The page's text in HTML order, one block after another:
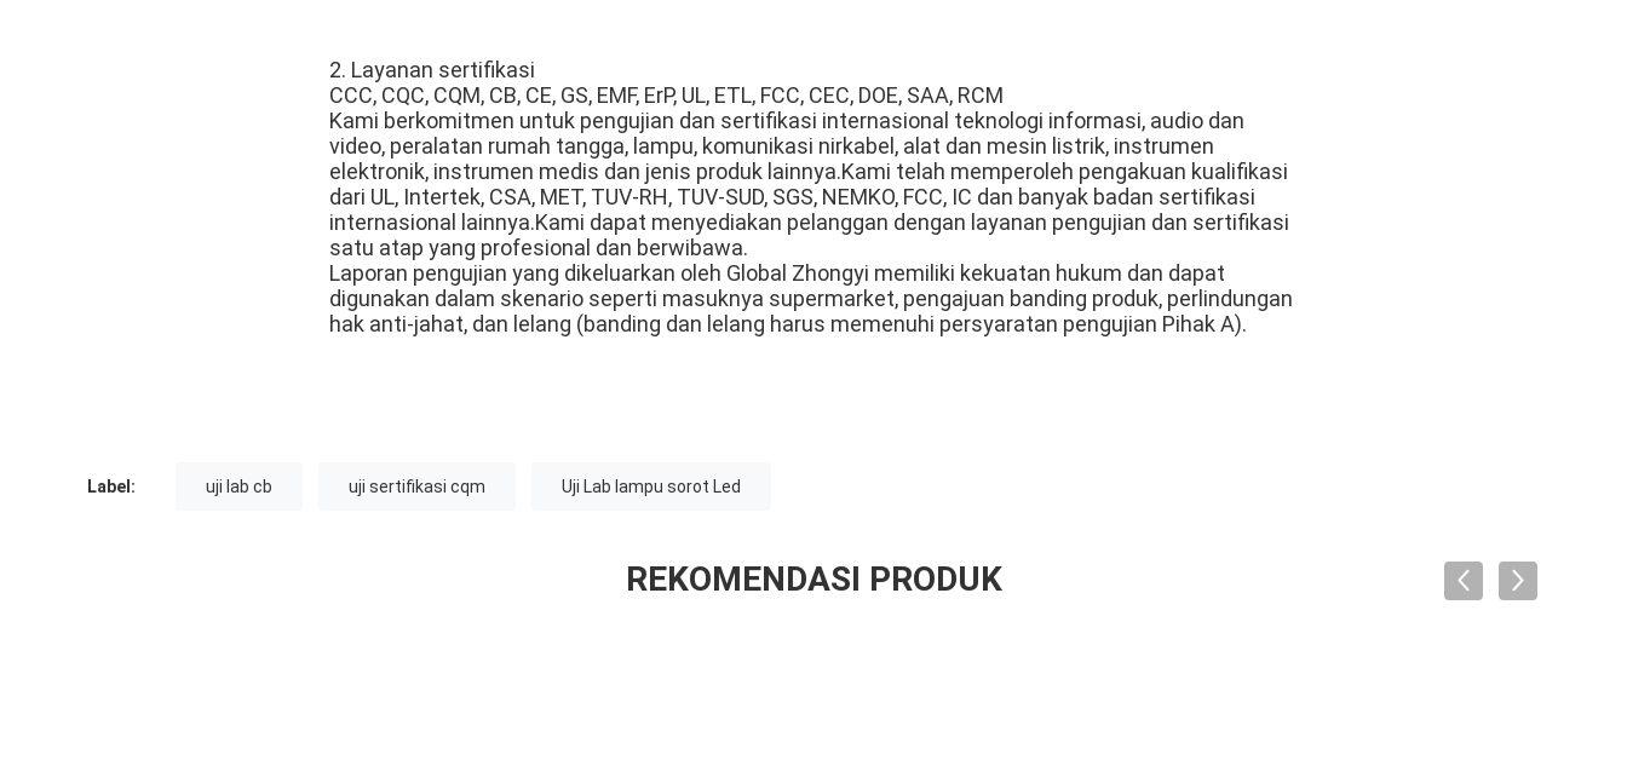
2. Layanan sertifikasi
CCC, CQC, CQM, CB, CE, GS, EMF, ErP, UL, ETL, FCC, CEC, DOE, SAA, RCM
Kami berkomitmen untuk pengujian dan sertifikasi internasional teknologi informasi, audio dan
video, peralatan rumah tangga, lampu, komunikasi nirkabel, alat dan mesin listrik, instrumen
elektronik, instrumen medis dan jenis produk lainnya.Kami telah memperoleh pengakuan kualifikasi
dari UL, Intertek, CSA, MET, TUV-RH, TUV-SUD, SGS, NEMKO, FCC, IC dan banyak badan sertifikasi
internasional lainnya.Kami dapat menyediakan pelanggan dengan layanan pengujian dan sertifikasi
satu atap yang profesional dan berwibawa.
Laporan pengujian yang dikeluarkan oleh Global Zhongyi memiliki kekuatan hukum dan dapat
digunakan dalam skenario seperti masuknya supermarket, pengajuan banding produk, perlindungan
hak anti-jahat, dan lelang (banding dan lelang harus memenuhi persyaratan pengujian Pihak A).
Label: uji lab cb uji sertifikasi cqm Uji Lab lampu sorot Led
REKOMENDASI PRODUK